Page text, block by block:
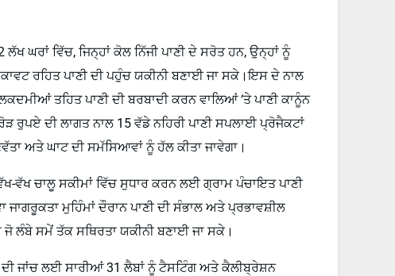
ਘਰਾਂ ਵਿੱਚ, ਜਿਨ੍ਹਾਂ ਕੋਲ ਨਿੱਜੀ ਪਾਣੀ ਦੇ ਸਰੋਤ ਹਨ, ਉਨ੍ਹਾਂ ਨੂੰ
ਰਹਿਤ ਪਾਣੀ ਦੀ ਪਹੁੰਚ ਯਕੀਨੀ ਬਣਾਈ ਜਾ ਸਕੇ।ਇਸ ਦੇ ਨਾਲ
ਤਹਿਤ ਪਾਣੀ ਦੀ ਬਰਬਾਦੀ ਕਰਨ ਵਾਲਿਆਂ ‘ਤੇ ਪਾਣੀ ਕਾਨੂੰਨ
ਰੁਪਏ ਦੀ ਲਾਗਤ ਨਾਲ 15 ਵੱਡੇ ਨਹਿਰੀ ਪਾਣੀ ਸਪਲਾਈ ਪ੍ਰੋਜੈਕਟਾਂ
ਅਤੇ ਘਾਟ ਦੀ ਸਮੱਸਿਆਵਾਂ ਨੂੰ ਹੱਲ ਕੀਤਾ ਜਾਵੇਗਾ।
ਵੱਖ ਚਾਲੂ ਸਕੀਮਾਂ ਵਿੱਚ ਸੁਧਾਰ ਕਰਨ ਲਈ ਗ੍ਰਾਮ ਪੰਚਾਇਤ ਪਾਣੀ
ਮੁਹਿੰਮਾਂ ਦੌਰਾਨ ਪਾਣੀ ਦੀ ਸੰਭਾਲ ਅਤੇ ਪ੍ਰਭਾਵਸ਼ੀਲ
ਲੰਬੇ ਸਮੇਂ ਤੱਕ ਸਥਿਰਤਾ ਯਕੀਨੀ ਬਣਾਈ ਜਾ ਸਕੇ।
ਜਾਂਚ ਲਈ ਸਾਰੀਆਂ 31 ਲੈਬਾਂ ਨੂੰ ਟੈਸਟਿੰਗ ਅਤੇ ਕੈਲੀਬ੍ਰੇਸ਼ਨ